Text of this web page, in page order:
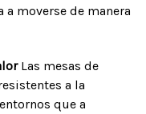
moverse de manera
Las mesas de
a la
que a